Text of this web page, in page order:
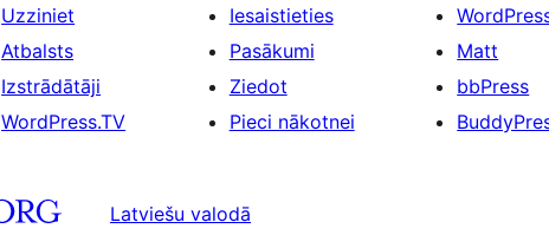
Uzziniet
Atbalsts
Izstrādātāji
WordPress.TV
Iesaistieties
Pasākumi
Ziedot
Pieci nākotnei
Matt
bbPress
Latviešu valodā